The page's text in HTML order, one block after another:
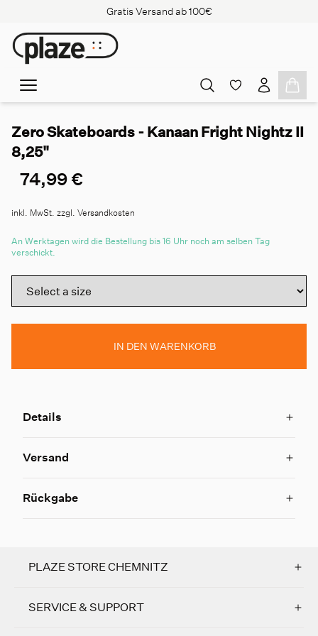
Gratis Versand ab 100€
Zero Skateboards - Kanaan Fright Nightz II
8,25"
74,99 €
inkl. MwSt. zzgl. Versandkosten
An Werktagen wird die Bestellung bis 16 Uhr noch am selben Tag
verschickt.
IN DEN WARENKORB
Details
Versand
Rückgabe
PLAZE STORE CHEMNITZ
SERVICE & SUPPORT